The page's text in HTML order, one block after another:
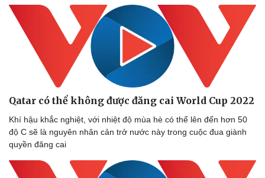
Qatar có thể không được đăng cai World Cup 2022
Khí hậu khắc nghiệt, với nhiệt độ mùa hè có thể lên đến hơn 50
độ C sẽ là nguyên nhân cản trở nước này trong cuộc đua giành
quyền đăng cai